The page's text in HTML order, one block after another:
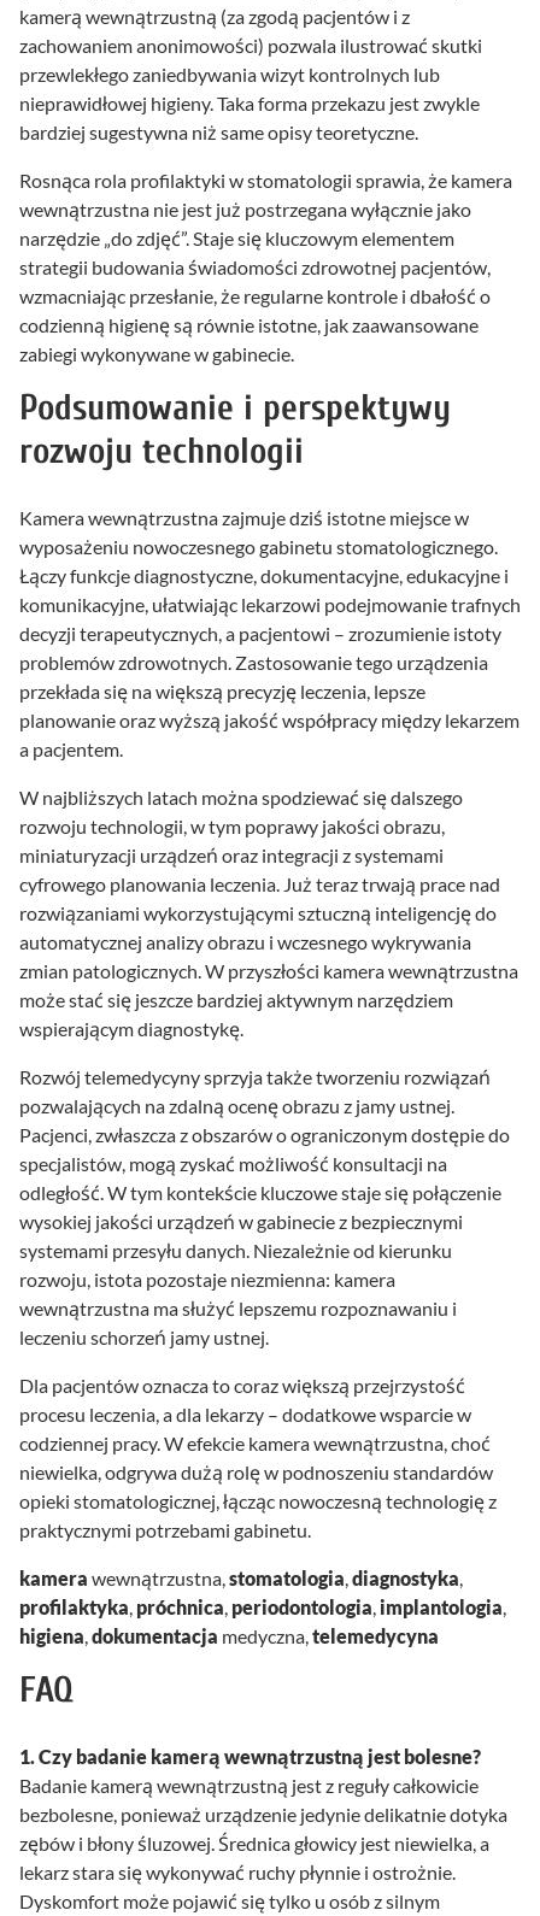
kamerą wewnątrzustną (za zgodą pacjentów i z
zachowaniem anonimowości) pozwala ilustrować skutki
przewlekłego zaniedbywania wizyt kontrolnych lub
nieprawidłowej higieny. Taka forma przekazu jest zwykle
bardziej sugestywna niż same opisy teoretyczne.
Rosnąca rola profilaktyki w stomatologii sprawia, że kamera
wewnątrzustna nie jest już postrzegana wyłącznie jako
narzędzie „do zdjęć”. Staje się kluczowym elementem
strategii budowania świadomości zdrowotnej pacjentów,
wzmacniając przesłanie, że regularne kontrole i dbałość o
codzienną higienę są równie istotne, jak zaawansowane
zabiegi wykonywane w gabinecie.
Podsumowanie i perspektywy
rozwoju technologii
Kamera wewnątrzustna zajmuje dziś istotne miejsce w
wyposażeniu nowoczesnego gabinetu stomatologicznego.
Łączy funkcje diagnostyczne, dokumentacyjne, edukacyjne i
komunikacyjne, ułatwiając lekarzowi podejmowanie trafnych
decyzji terapeutycznych, a pacjentowi – zrozumienie istoty
problemów zdrowotnych. Zastosowanie tego urządzenia
przekłada się na większą precyzję leczenia, lepsze
planowanie oraz wyższą jakość współpracy między lekarzem
a pacjentem.
W najbliższych latach można spodziewać się dalszego
rozwoju technologii, w tym poprawy jakości obrazu,
miniaturyzacji urządzeń oraz integracji z systemami
cyfrowego planowania leczenia. Już teraz trwają prace nad
rozwiązaniami wykorzystującymi sztuczną inteligencję do
automatycznej analizy obrazu i wczesnego wykrywania
zmian patologicznych. W przyszłości kamera wewnątrzustna
może stać się jeszcze bardziej aktywnym narzędziem
wspierającym diagnostykę.
Rozwój telemedycyny sprzyja także tworzeniu rozwiązań
pozwalających na zdalną ocenę obrazu z jamy ustnej.
Pacjenci, zwłaszcza z obszarów o ograniczonym dostępie do
specjalistów, mogą zyskać możliwość konsultacji na
odległość. W tym kontekście kluczowe staje się połączenie
wysokiej jakości urządzeń w gabinecie z bezpiecznymi
systemami przesyłu danych. Niezależnie od kierunku
rozwoju, istota pozostaje niezmienna: kamera
wewnątrzustna ma służyć lepszemu rozpoznawaniu i
leczeniu schorzeń jamy ustnej.
Dla pacjentów oznacza to coraz większą przejrzystość
procesu leczenia, a dla lekarzy – dodatkowe wsparcie w
codziennej pracy. W efekcie kamera wewnątrzustna, choć
niewielka, odgrywa dużą rolę w podnoszeniu standardów
opieki stomatologicznej, łącząc nowoczesną technologię z
praktycznymi potrzebami gabinetu.
kamera wewnątrzustna,stomatologia,diagnostyka,
profilaktyka, próchnica, periodontologia,implantologia,
higiena,dokumentacja medyczna,telemedycyna
FAQ
1. Czy badanie kamerą wewnątrzustną jest bolesne?
Badanie kamerą wewnątrzustną jest z reguły całkowicie
bezbolesne, ponieważ urządzenie jedynie delikatnie dotyka
zębów i błony śluzowej. Średnica głowicy jest niewielka, a
lekarz stara się wykonywać ruchy płynnie i ostrożnie.
Dyskomfort może pojawić się tylko u osób z silnym